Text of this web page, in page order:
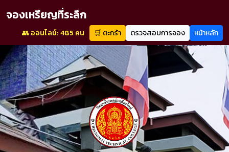
จองเหรียญที่ระลึก
👥 ออนไลน์: 485 คน 🛒 ตะกร้า ตรวจสอบการจอง หน้าหลัก